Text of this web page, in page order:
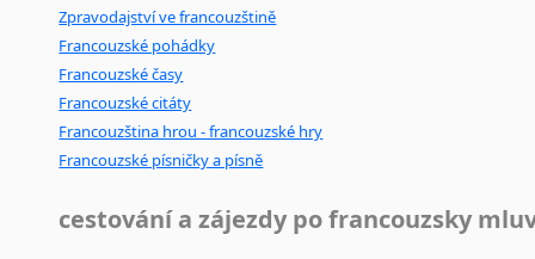
Zpravodajství ve francouzštině
Francouzské pohádky
Francouzské časy
Francouzské citáty
Francouzština hrou - francouzské hry
Francouzské písničky a písně
cestování a zájezdy po francouzsky